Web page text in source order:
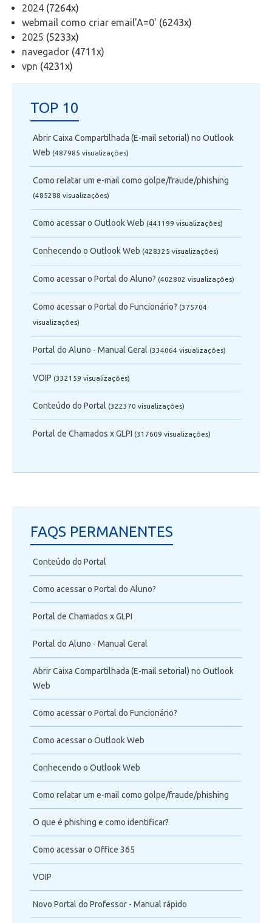
2024 (7264x)
webmail como criar email'A=0' (6243x)
2025 (5233x)
navegador (4711x)
vpn (4231x)
TOP 10
Abrir Caixa Compartilhada (E-mail setorial) no Outlook
Web (487985 visualizaçôes)
Como relatar um e-mail como golpe/fraude/phishing
(485288 visualizaçôes)
Como acessar o Outlook Web (441199 visualizaçôes)
Conhecendo o Outlook Web (428325 visualizaçôes)
Como acessar o Portal do Aluno? (402802 visualizaçôes)
Como acessar o Portal do Funcionário? (375704
visualizaçôes)
Portal do Aluno - Manual Geral (334064 visualizaçôes)
VOIP (332159 visualizaçôes)
Conteúdo do Portal (322370 visualizaçôes)
Portal de Chamados x GLPI (317609 visualizaçôes)
FAQS PERMANENTES
Conteúdo do Portal
Como acessar o Portal do Aluno?
Portal de Chamados x GLPI
Portal do Aluno - Manual Geral
Abrir Caixa Compartilhada (E-mail setorial) no Outlook
Web
Como acessar o Portal do Funcionário?
Como acessar o Outlook Web
Conhecendo o Outlook Web
Como relatar um e-mail como golpe/fraude/phishing
O que é phishing e como identificar?
Como acessar o Office 365
VOIP
Novo Portal do Professor - Manual rápido